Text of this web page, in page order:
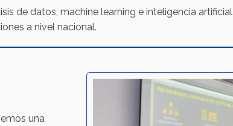
de datos, machine learning e inteligencia artificial
a nivel nacional.
una